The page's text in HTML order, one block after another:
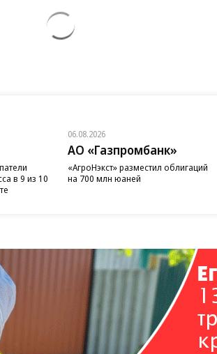
в 9 из 10
06.08.2026
АО «Газпромбанк»
«АгроНэкст» разместил облигаций
на 700 млн юаней